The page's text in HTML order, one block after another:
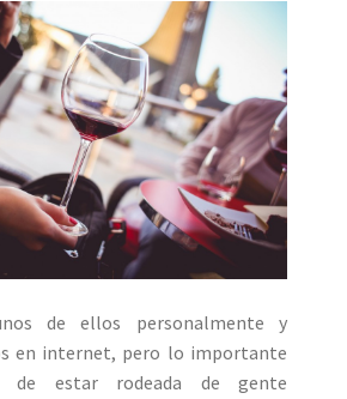
de ellos personalmente y
en internet, pero lo importante
estar rodeada de gente